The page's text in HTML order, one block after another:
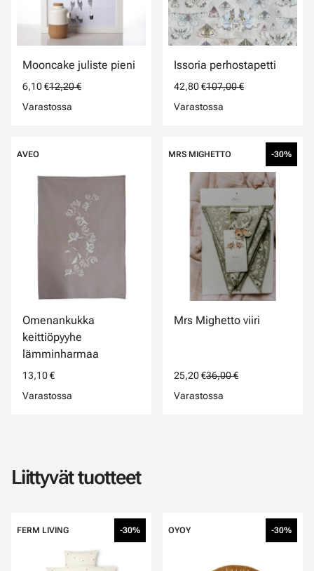
Mooncake juliste pieni
6,10 €12,20 €
Varastossa
Issoria perhostapetti
42,80 €107,00 €
Varastossa
AVEO
Omenankukka
keittiöpyyhe
lämminharmaa
13,10 €
Varastossa
MRS MIGHETTO -30%
Mrs Mighetto viiri
25,20 €36,00 €
Varastossa
Liittyvät tuotteet
FERM LIVING -30% OYOY -30%